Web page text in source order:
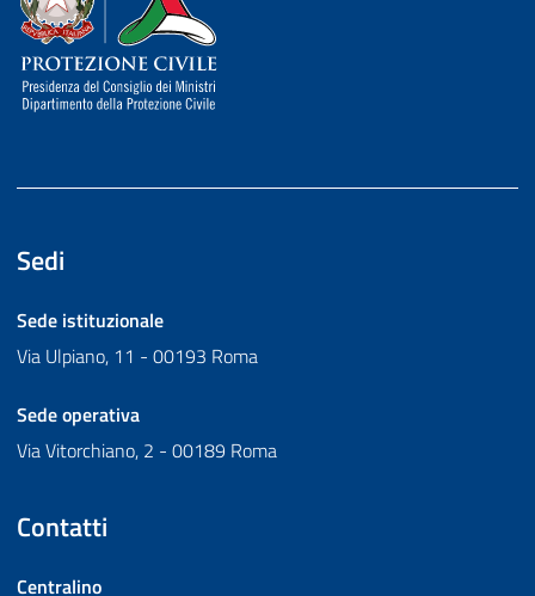
Sedi
Sede istituzionale
Via Ulpiano, 11 - 00193 Roma
Sede operativa
Via Vitorchiano, 2 - 00189 Roma
Contatti
Centralino